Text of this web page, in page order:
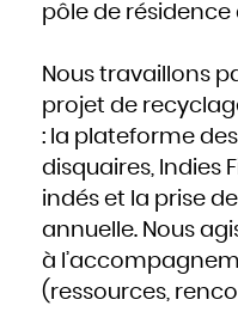
pôle de résidence
Nous travaillons
projet de
: la plateforme
disquaires, Indies
indés et la prise
annuelle. Nous
à
(ressources,